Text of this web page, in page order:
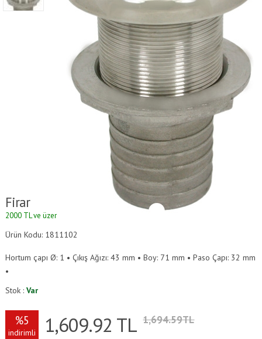
Firar
2000 TL ve üzeri alışverişlerde kargo ücretsizdir.
Ürün Kodu: 1811102
Hortum çapı Ø: 1 • Çıkış Ağızı: 43 mm • Boy: 71 mm • Paso Çapı: 32 mm
•
Stok :Var
%5
indirimli 1,609.92 TL 1,694.59TL